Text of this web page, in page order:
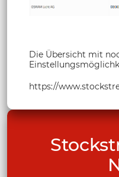
Die Übersicht mit
https://